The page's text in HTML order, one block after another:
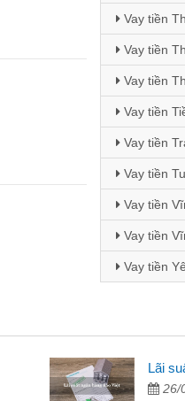
Vay tiền
Vay tiền
Vay tiền
Vay tiền
Vay tiền
Vay tiền
Vay tiền
Vay tiền
Vay tiền
cáo trên facebook. Tôi là
Lãi
26/